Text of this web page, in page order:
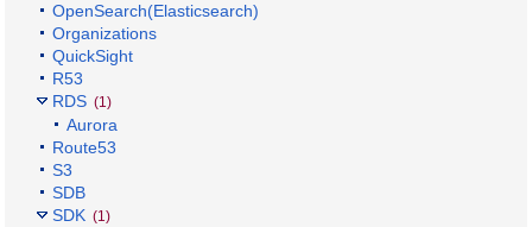
OpenSearch(Elasticsearch)
Organizations
QuickSight
R53
RDS (1)
Aurora
Route53
S3
SDB
SDK (1)